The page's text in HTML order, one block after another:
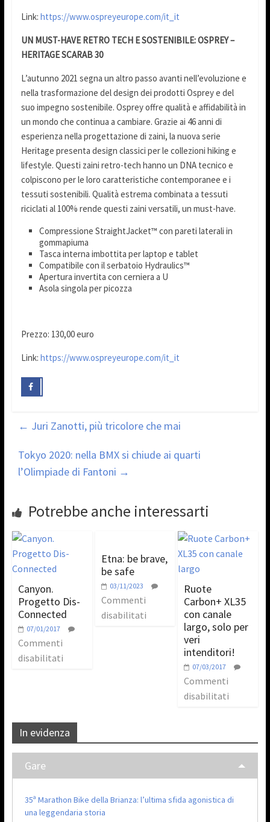
Link: https://www.ospreyeurope.com/it_it
UN MUST-HAVE RETRO TECH E SOSTENIBILE: OSPREY –
HERITAGE SCARAB 30
L’autunno 2021 segna un altro passo avanti nell’evoluzione e
nella trasformazione del design dei prodotti Osprey e del
suo impegno sostenibile. Osprey offre qualità e affidabilità in
un mondo che continua a cambiare. Grazie ai 46 anni di
esperienza nella progettazione di zaini, la nuova serie
Heritage presenta design classici per le collezioni hiking e
lifestyle. Questi zaini retro-tech hanno un DNA tecnico e
colpiscono per le loro caratteristiche contemporanee e i
tessuti sostenibili. Qualità estrema combinata a tessuti
riciclati al 100% rende questi zaini versatili, un must-have.
Compressione StraightJacket™ con pareti laterali in
gommapiuma
Tasca interna imbottita per laptop e tablet
Compatibile con il serbatoio Hydraulics™
Apertura invertita con cerniera a U
Asola singola per picozza
Prezzo: 130,00 euro
Link: https://www.ospreyeurope.com/it_it
← Juri Zanotti, più tricolore che mai
Tokyo 2020: nella BMX si chiude ai quarti
l’Olimpiade di Fantoni →
Potrebbe anche interessarti
Canyon.
Progetto Dis-
Connected
07/01/2017
Commenti
disabilitati
Etna: be brave,
be safe
03/11/2023
Commenti
disabilitati
Ruote
Carbon+ XL35
con canale
largo, solo per
veri
intenditori!
07/03/2017
Commenti
disabilitati
In evidenza
Gare
35ª Marathon Bike della Brianza: l’ultima sfida agonistica di
una leggendaria storia